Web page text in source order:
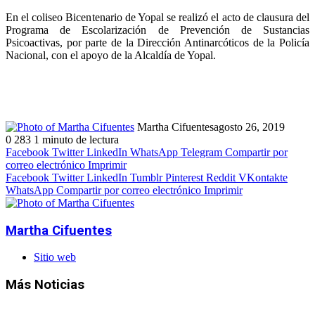
En el coliseo Bicentenario de Yopal se realizó el acto de clausura del
Programa de Escolarización de Prevención de Sustancias
Psicoactivas, por parte de la Dirección Antinarcóticos de la Policía
Nacional, con el apoyo de la Alcaldía de Yopal.
Martha Cifuentesagosto 26, 2019
0 283 1 minuto de lectura
Facebook Twitter LinkedIn WhatsApp Telegram Compartir por
correo electrónico Imprimir
Facebook Twitter LinkedIn Tumblr Pinterest Reddit VKontakte
WhatsApp Compartir por correo electrónico Imprimir
Martha Cifuentes
Sitio web
Más Noticias